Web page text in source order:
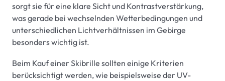
sorgt sie für eine klare Sicht und Kontrastverstärkung,
was gerade bei wechselnden Wetterbedingungen und
unterschiedlichen Lichtverhältnissen im Gebirge
besonders wichtig ist.
Beim Kauf einer Skibrille sollten einige Kriterien
berücksichtigt werden, wie beispielsweise der UV-